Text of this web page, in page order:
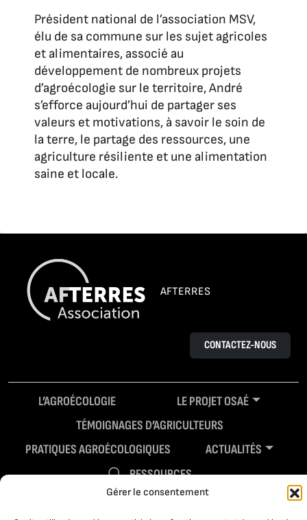
Gérer le consentement
Président national de l’association MSV,
élu de sa commune sur les sujet agricoles
et alimentaires, associé au
développement de nombreux projets
d’agroécologie sur le territoire, André
s’efforce aujourd’hui de partager ses
valeurs et motivations, à savoir le soin de
la terre, le partage des ressources, une
agriculture résiliente et une alimentation
saine et locale.
AFTERRES
CONTACTEZ-NOUS
L’AGROÉCOLOGIE
LE PROJET OSAÉ
TÉMOIGNAGES D’AGRICULTEURS
PRATIQUES AGROÉCOLOGIQUES
ACTUALITÉS
RESSOURCES